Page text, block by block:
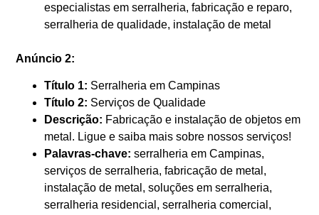
especialistas em serralheria, fabricação e reparo,
serralheria de qualidade, instalação de metal
Anúncio 2:
Título 1: Serralheria em Campinas
Título 2: Serviços de Qualidade
Descrição: Fabricação e instalação de objetos em
metal. Ligue e saiba mais sobre nossos serviços!
Palavras-chave: serralheria em Campinas,
serviços de serralheria, fabricação de metal,
instalação de metal, soluções em serralheria,
serralheria residencial, serralheria comercial,